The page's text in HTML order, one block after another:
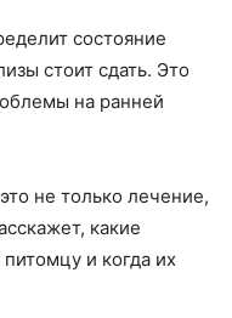
состояние
стоит сдать. Это
на ранней
не только лечение,
какие
и когда их